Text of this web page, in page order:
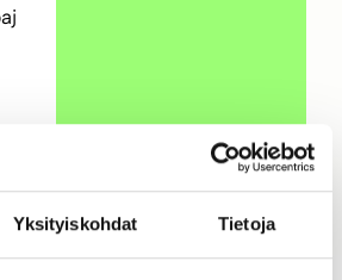
Yksityiskohdat Tietoja
e.